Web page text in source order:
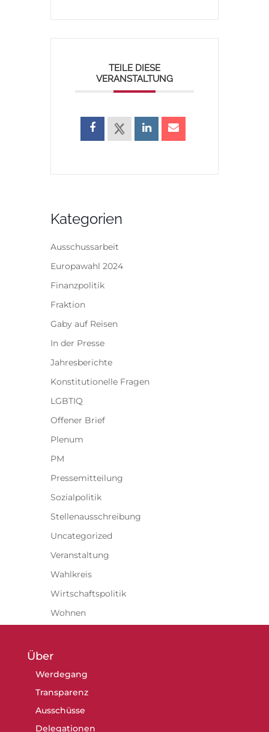
TEILE DIESE
VERANSTALTUNG
Kategorien
Ausschussarbeit
Europawahl 2024
Finanzpolitik
Fraktion
Gaby auf Reisen
In der Presse
Jahresberichte
Konstitutionelle Fragen
LGBTIQ
Offener Brief
Plenum
PM
Pressemitteilung
Sozialpolitik
Stellenausschreibung
Uncategorized
Veranstaltung
Wahlkreis
Wirtschaftspolitik
Wohnen
Über
Werdegang
Transparenz
Ausschüsse
Delegationen